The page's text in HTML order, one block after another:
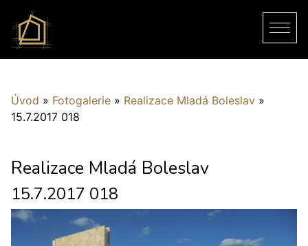
Úvod » Fotogalerie » Realizace Mladá Boleslav »
15.7.2017 018
Realizace Mladá Boleslav
15.7.2017 018